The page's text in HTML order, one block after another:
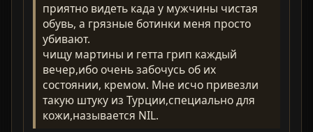
приятно видеть када у мужчины чистая
обувь, а грязные ботинки меня просто
убивают.
чищу мартины и гетта грип каждый
вечер,ибо очень забочусь об их
состоянии, кремом. Мне исчо привезли
такую штуку из Турции,специально для
кожи,называется NIL.